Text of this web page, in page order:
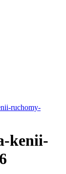
ruchomy-
kenii-